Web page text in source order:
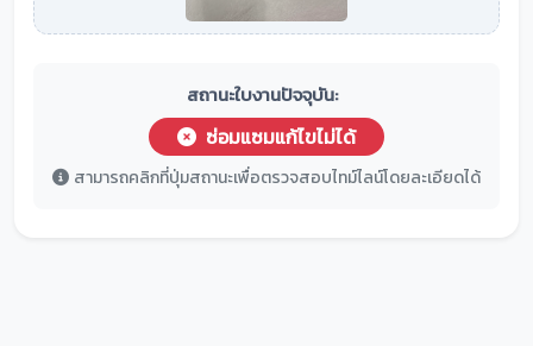
สถานะใบงานปัจจุบัน:
ซ่อมแซมแก้ไขไม่ได้
สามารถคลิกที่ปุ่มสถานะเพื่อตรวจสอบไทม์ไลน์โดยละเอียดได้